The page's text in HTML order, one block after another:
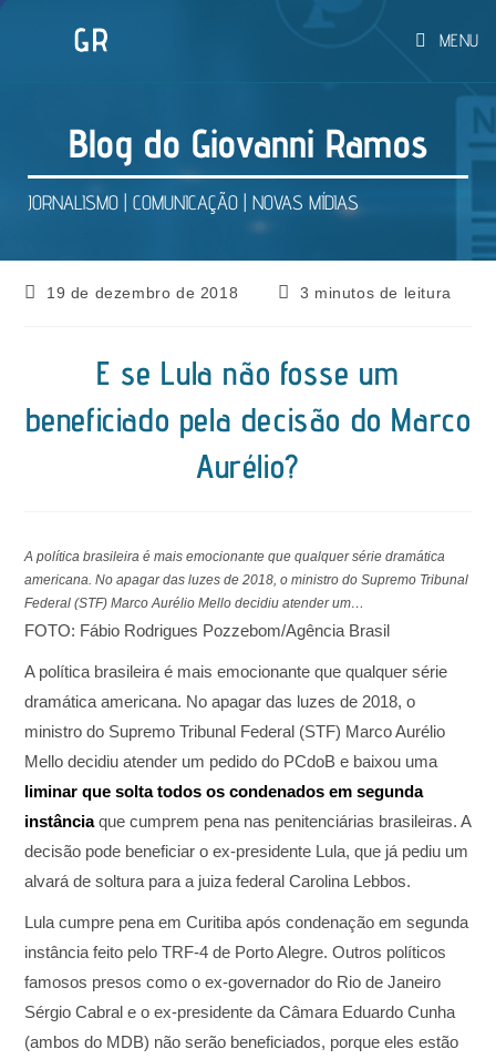
MENU
Blog do Giovanni Ramos
JORNALISMO | COMUNICAÇÃO | NOVAS MÍDIAS
Post19 de dezembro de 2018
Tempo
3 minutos de leitura
E se Lula não fosse um
beneficiado pela decisão do Marco
Aurélio?
A política brasileira é mais emocionante que qualquer série dramática
americana. No apagar das luzes de 2018, o ministro do Supremo Tribunal
Federal (STF) Marco Aurélio Mello decidiu atender um…
FOTO: Fábio Rodrigues Pozzebom/Agência Brasil
A política brasileira é mais emocionante que qualquer série
dramática americana. No apagar das luzes de 2018, o
ministro do Supremo Tribunal Federal (STF) Marco Aurélio
Mello decidiu atender um pedido do PCdoB e baixou uma
liminar que solta todos os condenados em segunda
instânciaque cumprem pena nas penitenciárias brasileiras. A
decisão pode beneficiar o ex-presidente Lula, que já pediu um
alvará de soltura para a juiza federal Carolina Lebbos.
Lula cumpre pena em Curitiba após condenação em segunda
instância feito pelo TRF-4 de Porto Alegre. Outros políticos
famosos presos como o ex-governador do Rio de Janeiro
Sérgio Cabral e o ex-presidente da Câmara Eduardo Cunha
(ambos do MDB) não serão beneficiados, porque eles estão